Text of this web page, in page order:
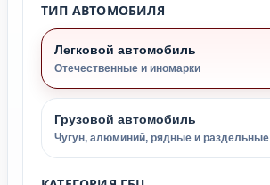
ТИП АВТОМОБИЛЯ
Легковой автомобиль
Отечественные и иномарки
Грузовой автомобиль
Чугун, алюминий, рядные и раздельные